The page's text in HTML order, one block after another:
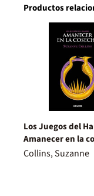
Productos
Los Juegos del
Amanecer en la
Collins, Suzanne